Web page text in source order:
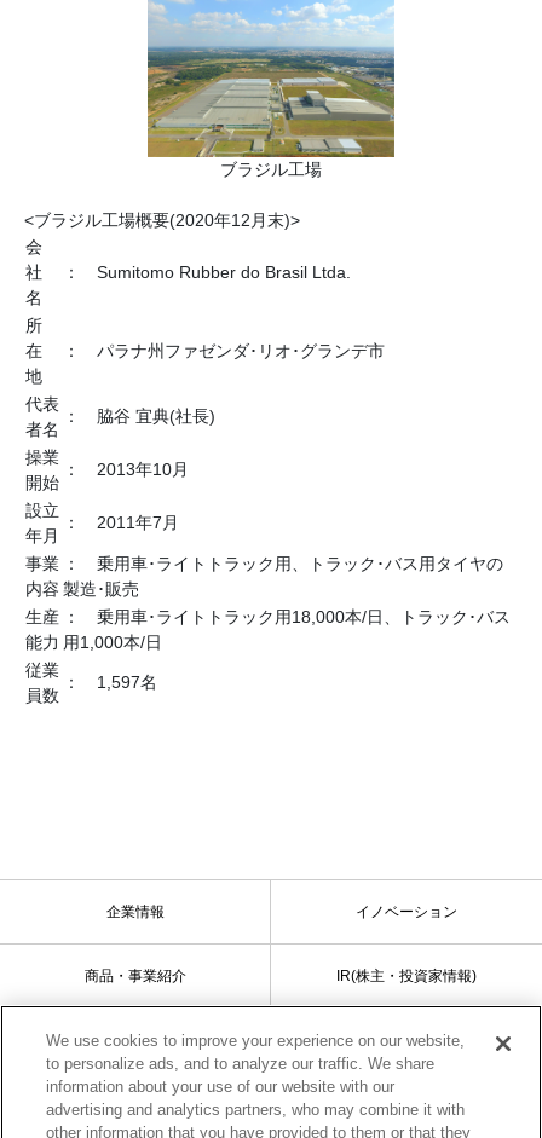
ブラジル工場
<ブラジル工場概要(2020年12月末)>
会
社
名
： Sumitomo Rubber do Brasil Ltda.
所
在
地
： パラナ州ファゼンダ･リオ･グランデ市
代表
者名
： 脇谷 宜典(社長)
操業
開始
： 2013年10月
設立
年月
： 2011年7月
事業
内容
： 乗用車･ライトトラック用、トラック･バス用タイヤの
製造･販売
生産
能力
： 乗用車･ライトトラック用18,000本/日、トラック･バス
用1,000本/日
従業
員数
： 1,597名
企業情報 イノベーション
商品・事業紹介 IR(株主・投資家情報)
サステナビリティ 採用情報
サイトマップ ご利用条件
We use cookies to improve your experience on our website,
to personalize ads, and to analyze our traffic. We share
information about your use of our website with our
advertising and analytics partners, who may combine it with
other information that you have provided to them or that they